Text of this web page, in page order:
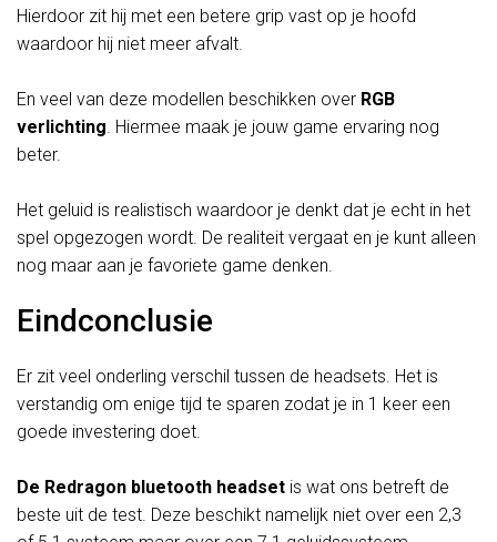
Hierdoor zit hij met een betere grip vast op je hoofd
waardoor hij niet meer afvalt.
En veel van deze modellen beschikken over RGB
verlichting. Hiermee maak je jouw game ervaring nog
beter.
Het geluid is realistisch waardoor je denkt dat je echt in het
spel opgezogen wordt. De realiteit vergaat en je kunt alleen
nog maar aan je favoriete game denken.
Eindconclusie
Er zit veel onderling verschil tussen de headsets. Het is
verstandig om enige tijd te sparen zodat je in 1 keer een
goede investering doet.
De Redragon bluetooth headset is wat ons betreft de
beste uit de test. Deze beschikt namelijk niet over een 2,3